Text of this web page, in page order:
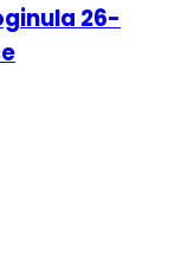
26-